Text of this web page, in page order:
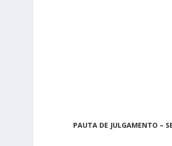
PAUTA DE JULGAMENTO –